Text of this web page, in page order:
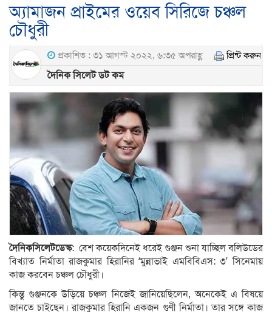
অ্যামাজন প্রাইমের ওয়েব সিরিজে চঞ্চল
চৌধুরী
প্রকাশিত : ৩১ আগস্ট ২০২২, ৬:৩৫ অপরাহ্ণ প্রিন্ট করুন
দৈনিক সিলেট ডট কম
দৈনিকসিলেটডেস্ক: বেশ কয়েকদিনেই ধরেই গুঞ্জন শুনা যাচ্ছিল বলিউডের
বিখ্যাত নির্মাতা রাজকুমার হিরানির ‘মুন্নাভাই এমবিবিএস: ৩’ সিনেমায়
কাজ করবেন চঞ্চল চৌধুরী।
কিন্তু গুঞ্জনকে উড়িয়ে চঞ্চল নিজেই জানিয়েছিলেন, অনেকেই এ বিষয়ে
জানতে চাইছেন। রাজকুমার হিরানি একজন গুণী নির্মাতা। তার সঙ্গে কাজ